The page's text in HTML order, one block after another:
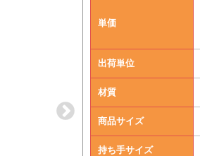
単価
出荷単位
材質
商品サイズ
持ち手サイズ